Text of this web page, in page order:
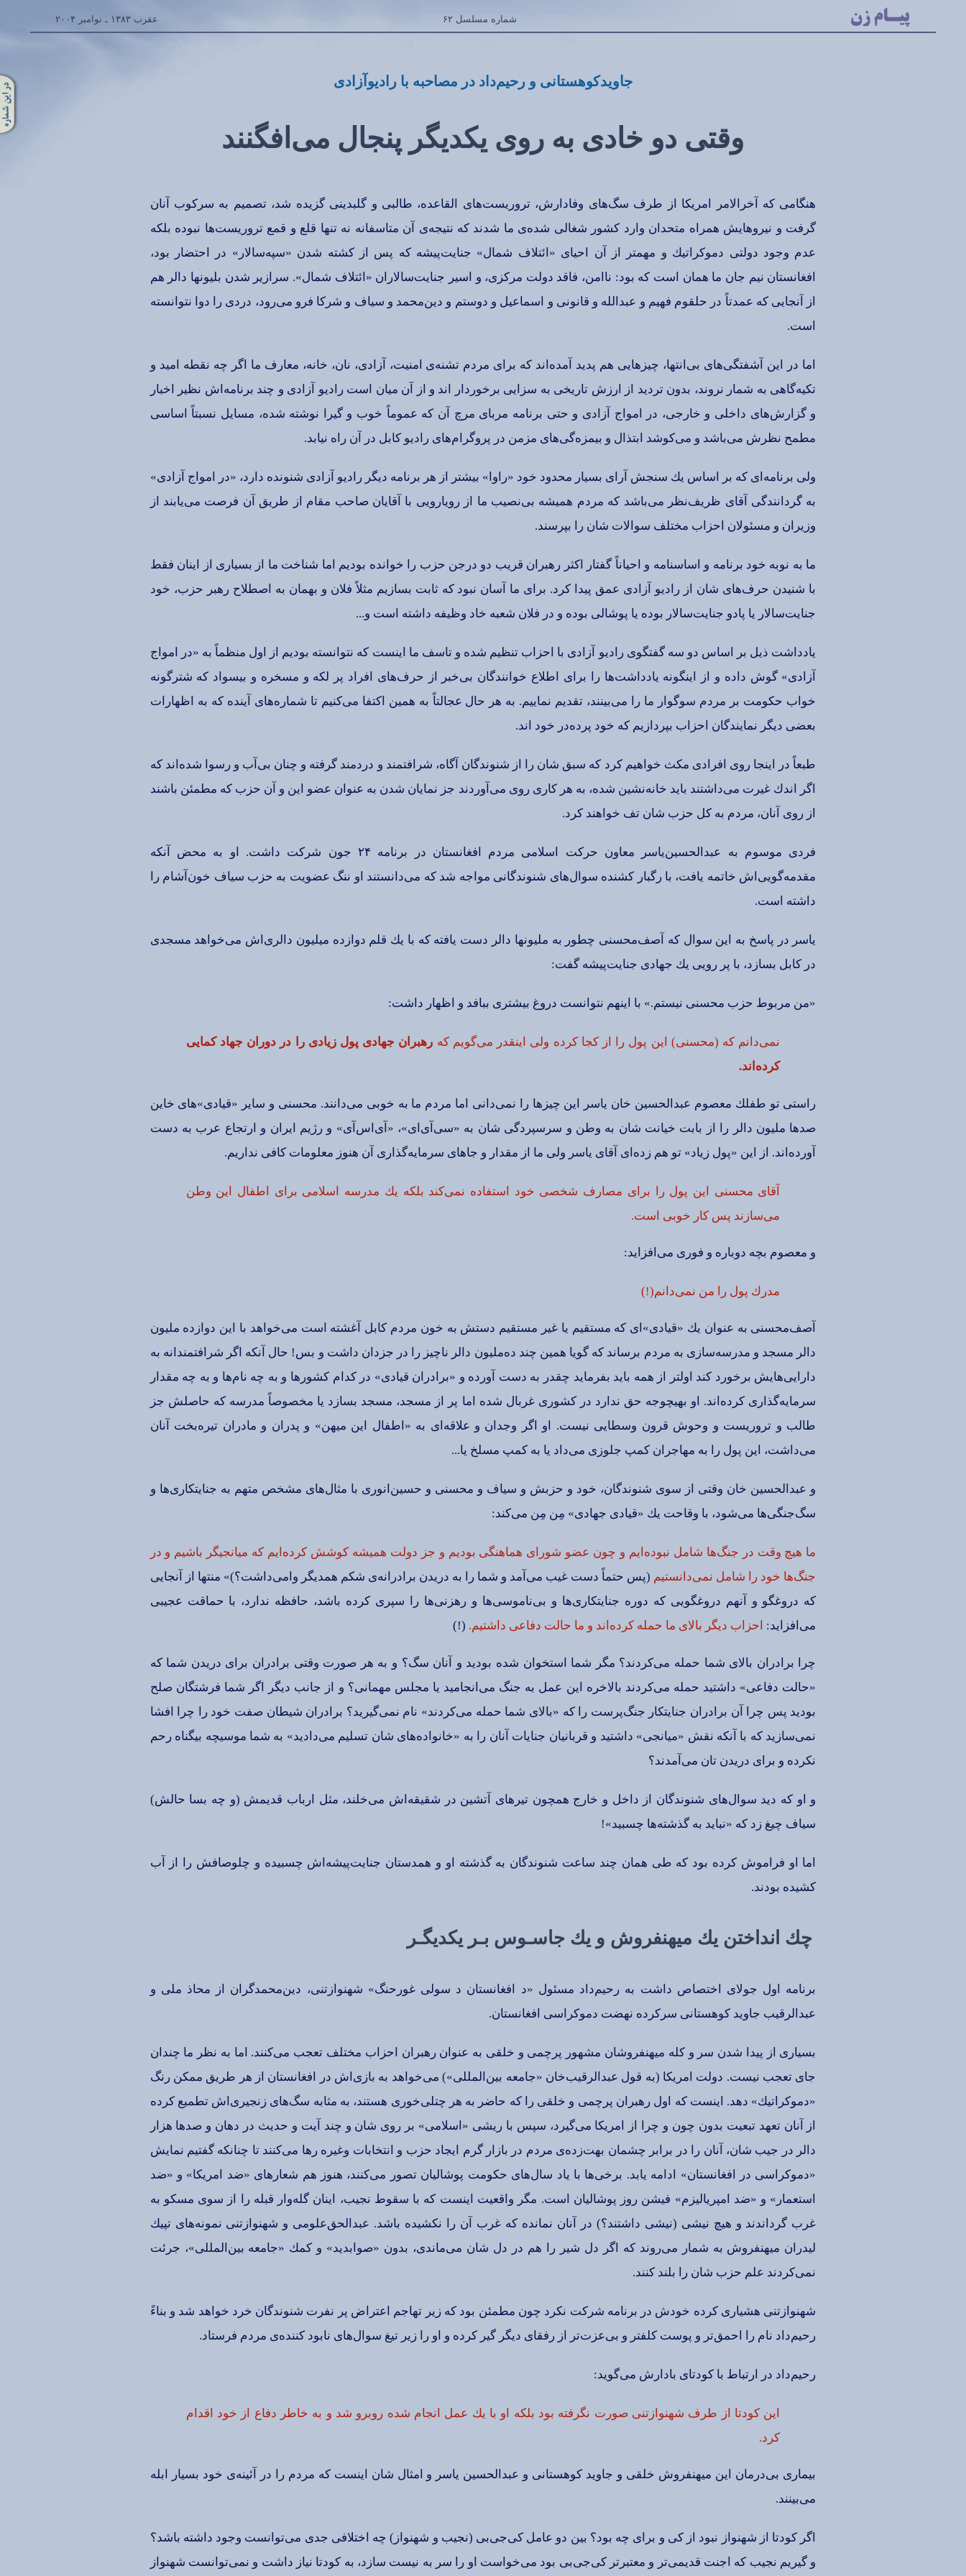
عقرب‌ ۱۳۸۳ ـ نوامبر ۲۰۰۴ شماره‌ مسلسل‌ ۶۲
جاویدكوهستانی‌ و رحیم‌داد در مصاحبه‌ با رادیوآزادی‌
وقتی‌ دو خادی‌ به‌ روی‌ یكدیگر پنجال‌ می‌افگنند
هنگامی‌ كه‌ آخرالامر امریكا از طرف‌ سگ‌های‌ وفادارش‌، تروریست‌های‌ القاعده‌، طالبی‌ و گلبدینی‌ گزیده‌ شد، تصمیم‌ به‌ سركوب‌ آنان‌
گرفت‌ و نیروهایش‌ همراه‌ متحدان‌ وارد كشور شغالی‌ شده‌ی‌ ما شدند كه‌ نتیجه‌ی‌ آن‌ متاسفانه‌ نه‌ تنها قلع‌ و قمع‌ تروریست‌ها نبوده‌ بلكه‌
عدم‌ وجود دولتی‌ دموكراتیك‌ و مهمتر از آن‌ احیای‌ «ائتلاف‌ شمال‌» جنایت‌پیشه‌ كه‌ پس‌ از كشته‌ شدن‌ «سپه‌سالار» در احتضار بود،
افغانستان‌ نیم‌ جان‌ ما همان‌ است‌ كه‌ بود: ناامن‌، فاقد دولت‌ مركزی‌، و اسیر جنایت‌سالاران‌ «ائتلاف‌ شمال‌». سرازیر شدن‌ بلیونها دالر هم‌
از آنجایی‌ كه‌ عمدتاً در حلقوم‌ فهیم‌ و عبدالله‌ و قانونی‌ و اسماعیل‌ و دوستم‌ و دین‌محمد و سیاف‌ و شركا فرو می‌رود، دردی‌ را دوا نتوانسته‌
است‌.
اما در این‌ آشفتگی‌های‌ بی‌انتها، چیزهایی‌ هم‌ پدید آمده‌اند كه‌ برای‌ مردم‌ تشنه‌ی‌ امنیت‌، آزادی‌، نان‌، خانه‌، معارف‌ ما اگر چه‌ نقطه‌ امید و
تكیه‌گاهی‌ به‌ شمار نروند، بدون‌ تردید از ارزش‌ تاریخی‌ به‌ سزایی‌ برخوردار اند و از آن‌ میان‌ است‌ رادیو آزادی‌ و چند برنامه‌اش‌ نظیر اخبار
و گزارش‌های‌ داخلی‌ و خارجی‌، در امواج‌ آزادی‌ و حتی‌ برنامه‌ مربای‌ مرچ‌ آن‌ كه‌ عموماً خوب‌ و گیرا نوشته‌ شده‌، مسایل‌ نسبتاً اساسی‌
مطمح‌ نظرش‌ می‌باشد و می‌كوشد ابتذال‌ و بیمزه‌گی‌های‌ مزمن‌ در پروگرام‌های‌ رادیو كابل‌ در آن‌ راه‌ نیابد.
ولی‌ برنامه‌ای‌ كه‌ بر اساس‌ یك‌ سنجش‌ آرای‌ بسیار محدود خود «راوا» بیشتر از هر برنامه‌ دیگر رادیو آزادی‌ شنونده‌ دارد، «در امواج‌ آزادی‌»
به‌ گردانندگی‌ آقای‌ ظریف‌نظر می‌باشد كه‌ مردم‌ همیشه‌ بی‌نصیب‌ ما از رویارویی‌ با آقایان‌ صاحب‌ مقام‌ از طریق‌ آن‌ فرصت‌ می‌یابند از
وزیران‌ و مسئولان‌ احزاب‌ مختلف‌ سوالات‌ شان‌ را بپرسند.
ما به‌ نوبه‌ خود برنامه‌ و اساسنامه‌ و احیاناً گفتار اكثر رهبران‌ قریب‌ دو درجن‌ حزب‌ را خوانده‌ بودیم‌ اما شناخت‌ ما از بسیاری‌ از اینان‌ فقط‌
با شنیدن‌ حرف‌های‌ شان‌ از رادیو آزادی‌ عمق‌ پیدا كرد. برای‌ ما آسان‌ نبود كه‌ ثابت‌ بسازیم‌ مثلاً فلان‌ و بهمان‌ به‌ اصطلاح‌ رهبر حزب‌، خود
جنایت‌سالار یا پادو جنایت‌سالار بوده‌ یا پوشالی‌ بوده‌ و در فلان‌ شعبه‌ خاد وظیفه‌ داشته‌ است‌ و...
یادداشت‌ ذیل‌ بر اساس دو سه‌ گفتگوی‌ رادیو آزادی‌ با احزاب‌ تنظیم‌ شده‌ و تاسف‌ ما اینست‌ كه‌ نتوانسته‌ بودیم‌ از اول‌ منظماً به‌ «در امواج‌
آزادی‌» گوش‌ داده‌ و از اینگونه‌ یادداشت‌ها را برای‌ اطلاع‌ خوانندگان‌ بی‌خبر از حرف‌های‌ افراد پر لكه‌ و مسخره‌ و بیسواد كه‌ شترگونه‌
خواب‌ حكومت‌ بر مردم‌ سوگوار ما را می‌بینند، تقدیم‌ نماییم‌. به‌ هر حال‌ عجالتاً به‌ همین‌ اكتفا می‌كنیم‌ تا شماره‌های آینده‌ كه‌ به‌ اظهارات‌
بعضی‌ دیگر نمایندگان‌ احزاب‌ بپردازیم‌ كه‌ خود پرده‌در خود اند.
طبعاً در اینجا روی‌ افرادی‌ مكث‌ خواهیم‌ كرد كه‌ سبق‌ شان‌ را از شنوندگان‌ آگاه‌، شرافتمند و دردمند گرفته‌ و چنان‌ بی‌آب‌ و رسوا شده‌اند كه‌
اگر اندك‌ غیرت‌ می‌داشتند باید خانه‌نشین‌ شده‌، به‌ هر كاری‌ روی‌ می‌آوردند جز نمایان‌ شدن‌ به‌ عنوان‌ عضو این‌ و آن‌ حزب‌ كه‌ مطمئن‌ باشند
از روی‌ آنان‌، مردم‌ به‌ كل‌ حزب‌ شان‌ تف‌ خواهند كرد.
فردی‌ موسوم‌ به‌ عبدالحسین‌یاسر معاون‌ حركت‌ اسلامی‌ مردم‌ افغانستان‌ در برنامه‌ ۲۴ جون‌ شركت‌ داشت‌. او به‌ محض‌ آنكه‌
مقدمه‌گویی‌اش‌ خاتمه‌ یافت‌، با رگبار كشنده‌ سوال‌های‌ شنوندگانی‌ مواجه‌ شد كه‌ می‌دانستند او ننگ‌ عضویت‌ به‌ حزب‌ سیاف‌ خون‌آشام‌ را
داشته‌ است‌.
یاسر در پاسخ‌ به‌ این‌ سوال‌ كه‌ آصف‌محسنی‌ چطور به‌ ملیونها دالر دست‌ یافته‌ كه‌ با یك‌ قلم‌ دوازده‌ میلیون‌ دالری‌اش‌ می‌خواهد مسجدی‌
در كابل‌ بسازد، با پر رویی‌ یك‌ جهادی‌ جنایت‌پیشه‌ گفت‌:
«من‌ مربوط‌ حزب‌ محسنی‌ نیستم‌.» با اینهم‌ نتوانست‌ دروغ‌ بیشتری‌ ببافد و اظهار داشت‌:
نمی‌دانم‌ كه‌ (محسنی‌) این‌ پول‌ را از كجا كرده‌ ولی‌ اینقدر می‌گویم‌ كه‌ رهبران‌ جهادی‌ پول‌ زیادی‌ را در دوران‌ جهاد كمایی‌
كرده‌اند.
راستی‌ تو طفلك‌ معصوم‌ عبدالحسین‌ خان‌ یاسر این‌ چیزها را نمی‌دانی‌ اما مردم‌ ما به‌ خوبی‌ می‌دانند. محسنی‌ و سایر «قیادی‌»های‌ خاین‌
صدها ملیون‌ دالر را از بابت‌ خیانت‌ شان‌ به‌ وطن‌ و سرسپردگی‌ شان‌ به‌ «سی‌آی‌ای‌»، «آی‌اس‌آی‌» و رژیم‌ ایران‌ و ارتجاع‌ عرب‌ به‌ دست‌
آورده‌اند. از این‌ «پول‌ زیاد» تو هم‌ زده‌ای‌ آقای‌ یاسر ولی‌ ما از مقدار و جاهای‌ سرمایه‌گذاری‌ آن‌ هنوز معلومات‌ كافی‌ نداریم‌.
آقای‌ محسنی‌ این‌ پول‌ را برای‌ مصارف‌ شخصی‌ خود استفاده‌ نمی‌كند بلكه‌ یك‌ مدرسه‌ اسلامی‌ برای‌ اطفال‌ این‌ وطن‌
می‌سازند پس‌ كار خوبی‌ است‌.
و معصوم‌ بچه‌ دوباره‌ و فوری‌ می‌افزاید:
مدرك‌ پول‌ را من‌ نمی‌دانم‌(!)
آصف‌محسنی‌ به‌ عنوان‌ یك‌ «قیادی‌»ای‌ كه‌ مستقیم‌ یا غیر مستقیم‌ دستش‌ به‌ خون‌ مردم‌ كابل‌ آغشته‌ است‌ می‌خواهد با این‌ دوازده‌ ملیون‌
دالر مسجد و مدرسه‌سازی‌ به‌ مردم‌ برساند كه‌ گویا همین‌ چند ده‌ملیون‌ دالر ناچیز را در جزدان‌ داشت‌ و بس‌! حال‌ آنكه‌ اگر شرافتمندانه‌ به‌
دارایی‌هایش‌ برخورد كند اولتر از همه‌ باید بفرماید چقدر به‌ دست‌ آورده‌ و «برادران‌ قیادی‌» در كدام‌ كشورها و به‌ چه‌ نام‌ها و به‌ چه‌ مقدار
سرمایه‌گذاری‌ كرده‌اند. او بهیچوجه‌ حق‌ ندارد در كشوری‌ غربال‌ شده‌ اما پر از مسجد، مسجد بسازد یا مخصوصاً مدرسه‌ كه‌ حاصلش‌ جز
طالب‌ و تروریست‌ و وحوش‌ قرون‌ وسطایی‌ نیست‌. او اگر وجدان‌ و علاقه‌ای‌ به‌ «اطفال‌ این‌ میهن‌» و پدران‌ و مادران‌ تیره‌بخت‌ آنان‌
می‌داشت‌، این‌ پول‌ را به‌ مهاجران‌ كمپ‌ جلوزی‌ می‌داد یا به‌ كمپ‌ مسلخ‌ یا...
و عبدالحسین‌ خان‌ وقتی‌ از سوی‌ شنوندگان‌، خود و حزبش‌ و سیاف‌ و محسنی‌ و حسین‌انوری‌ با مثال‌های‌ مشخص‌ متهم‌ به‌ جنایتكاری‌ها و
سگ‌جنگی‌ها می‌شود، با وقاحت‌ یك‌ «قیادی‌ جهادی‌» مِن‌ مِن‌ می‌كند:
ما هیچ‌ وقت‌ در جنگ‌ها شامل‌ نبوده‌ایم‌ و چون‌ عضو شورای‌ هماهنگی‌ بودیم‌ و جز دولت‌ همیشه‌ كوشش‌ كرده‌ایم‌ كه‌ میانجیگر باشیم‌ و در
جنگ‌ها خود را شامل‌ نمی‌دانستیم (پس‌ حتماً دست‌ غیب‌ می‌آمد و شما را به‌ دریدن‌ برادرانه‌ی‌ شكم‌ همدیگر وامی‌داشت‌؟)» منتها از آنجایی‌
كه‌ دروغگو و آنهم‌ دروغگویی‌ كه‌ دوره‌ جنایتكاری‌ها و بی‌ناموسی‌ها و رهزنی‌ها را سپری‌ كرده‌ باشد، حافظه‌ ندارد، با حماقت‌ عجیبی‌
می‌افزاید: احزاب‌ دیگر بالای‌ ما حمله‌ كرده‌اند و ما حالت‌ دفاعی‌ داشتیم‌. (!)
چرا برادران‌ بالای‌ شما حمله‌ می‌كردند؟ مگر شما استخوان‌ شده‌ بودید و آنان‌ سگ‌؟ و به‌ هر صورت‌ وقتی‌ برادران‌ برای‌ دریدن‌ شما كه‌
«حالت‌ دفاعی‌» داشتید حمله‌ می‌كردند بالاخره‌ این‌ عمل‌ به‌ جنگ‌ می‌انجامید یا مجلس‌ مهمانی‌؟ و از جانب‌ دیگر اگر شما فرشتگان‌ صلح‌
بودید پس‌ چرا آن‌ برادران‌ جنایتكار جنگ‌پرست‌ را كه‌ «بالای‌ شما حمله‌ می‌كردند» نام‌ نمی‌گیرید؟ برادران‌ شیطان‌ صفت‌ خود را چرا افشا
نمی‌سازید كه‌ با آنكه‌ نقش‌ «میانجی‌» داشتید و قربانیان‌ جنایات‌ آنان‌ را به‌ «خانواده‌های‌ شان‌ تسلیم‌ می‌دادید» به‌ شما موسیچه‌ بیگناه‌ رحم‌
نكرده‌ و برای‌ دریدن‌ تان‌ می‌آمدند؟
و او كه‌ دید سوال‌های‌ شنوندگان‌ از داخل‌ و خارج‌ همچون‌ تیرهای‌ آتشین‌ در شقیقه‌اش‌ می‌خلند، مثل‌ ارباب‌ قدیمش‌ (و چه‌ بسا حالش‌)
سیاف‌ چیغ‌ زد كه‌ «نباید به‌ گذشته‌ها چسبید»!
اما او فراموش‌ كرده‌ بود كه‌ طی‌ همان‌ چند ساعت‌ شنوندگان‌ به‌ گذشته‌ او و همدستان‌ جنایت‌پیشه‌اش‌ چسبیده‌ و چلوصافش‌ را از آب‌
كشیده‌ بودند.
چك‌ انداختن‌ یك‌ میهنفروش‌ و یك‌ جاسـوس‌ بـر یكدیگـر
برنامه‌ اول‌ جولای‌ اختصاص‌ داشت‌ به‌ رحیم‌داد مسئول‌ «د افغانستان‌ د سولی‌ غورحنگ‌» شهنوازتنی‌، دین‌محمدگران‌ از محاذ ملی‌ و
عبدالرقیب‌ جاوید كوهستانی‌ سركرده‌ نهضت‌ دموكراسی‌ افغانستان‌.
بسیاری‌ از پیدا شدن‌ سر و كله‌ میهنفروشان‌ مشهور پرچمی‌ و خلقی‌ به‌ عنوان‌ رهبران‌ احزاب‌ مختلف‌ تعجب‌ می‌كنند. اما به‌ نظر ما چندان‌
جای‌ تعجب‌ نیست‌. دولت‌ امریكا (به‌ قول‌ عبدالرقیب‌خان‌ «جامعه‌ بین‌المللی‌») می‌خواهد به‌ بازی‌اش‌ در افغانستان‌ از هر طریق‌ ممكن‌ رنگ‌
«دموكراتیك‌» دهد. اینست‌ كه‌ اول‌ رهبران‌ پرچمی‌ و خلقی‌ را كه‌ حاضر به‌ هر چتلی‌خوری‌ هستند، به‌ مثابه‌ سگ‌های‌ زنجیری‌اش‌ تطمیع‌ كرده‌
از آنان‌ تعهد تبعیت‌ بدون‌ چون‌ و چرا از امریكا می‌گیرد، سپس‌ با ریشی‌ «اسلامی‌» بر روی‌ شان‌ و چند آیت‌ و حدیث‌ در دهان‌ و صدها هزار
دالر در جیب‌ شان‌، آنان‌ را در برابر چشمان‌ بهت‌زده‌ی‌ مردم‌ در بازار گرم‌ ایجاد حزب‌ و انتخابات‌ وغیره‌ رها می‌كنند تا چنانكه‌ گفتیم‌ نمایش‌
«دموكراسی‌ در افغانستان‌» ادامه‌ یابد. برخی‌ها با یاد سال‌های‌ حكومت‌ پوشالیان‌ تصور می‌كنند، هنوز هم‌ شعارهای‌ «ضد امریكا» و «ضد
استعمار» و «ضد امپریالیزم‌» فیشن‌ روز پوشالیان‌ است‌. مگر واقعیت‌ اینست‌ كه‌ با سقوط‌ نجیب‌، اینان‌ گله‌وار قبله‌ را از سوی‌ مسكو به‌
غرب‌ گرداندند و هیچ‌ نیشی‌ (نیشی‌ داشتند؟) در آنان‌ نمانده‌ كه‌ غرب‌ آن‌ را نكشیده‌ باشد. عبدالحق‌علومی‌ و شهنوازتنی‌ نمونه‌های‌ تپیك‌
لیدران‌ میهنفروش‌ به‌ شمار می‌روند كه‌ اگر دل‌ شیر را هم‌ در دل‌ شان‌ می‌ماندی‌، بدون‌ «صوابدید» و كمك‌ «جامعه‌ بین‌المللی‌»، جرئت‌
نمی‌كردند علم‌ حزب‌ شان‌ را بلند كنند.
شهنوازتنی‌ هشیاری‌ كرده‌ خودش‌ در برنامه‌ شركت‌ نكرد چون‌ مطمئن‌ بود كه‌ زیر تهاجم‌ اعتراض‌ پر نفرت‌ شنوندگان‌ خرد خواهد شد و بناءً
رحیم‌داد نام‌ را احمق‌تر و پوست‌ كلفتر و بی‌عزت‌تر از رفقای‌ دیگر گیر كرده‌ و او را زیر تیغ‌ سوال‌های‌ نابود كننده‌ی‌ مردم‌ فرستاد.
رحیم‌داد در ارتباط‌ با كودتای‌ بادارش‌ می‌گوید:
این‌ كودتا از طرف‌ شهنوازتنی‌ صورت‌ نگرفته‌ بود بلكه‌ او با یك‌ عمل‌ انجام‌ شده‌ روبرو شد و به‌ خاطر دفاع‌ از خود اقدام‌
كرد.
بیماری‌ بی‌درمان‌ این‌ میهنفروش‌ خلقی‌ و جاوید كوهستانی‌ و عبدالحسین ‌یاسر و امثال‌ شان‌ اینست‌ كه‌ مردم‌ را در آئینه‌ی‌ خود بسیار ابله‌
می‌بینند.
اگر كودتا از شهنواز نبود از كی‌ و برای‌ چه‌ بود؟ بین‌ دو عامل‌ كی‌جی‌بی‌ (نجیب‌ و شهنواز) چه‌ اختلافی‌ جدی‌ می‌توانست‌ وجود داشته‌ باشد؟
و گیریم‌ نجیب‌ كه‌ اجنت‌ قدیمی‌تر و معتبرتر كی‌جی‌بی‌ بود می‌خواست‌ او را سر به‌ نیست‌ سازد، به‌ كودتا نیاز داشت‌ و نمی‌توانست‌ شهنواز